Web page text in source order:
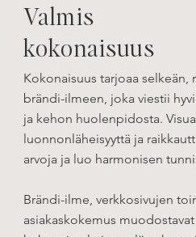
Valmis
kokonaisuus
Kokonaisuus tarjoaa selkeän,
brändi-ilmeen, joka viestii
ja kehon huolenpidosta.
luonnonläheisyyttä ja
arvoja ja luo harmonisen
Brändi-ilme, verkkosivujen
asiakaskokemus